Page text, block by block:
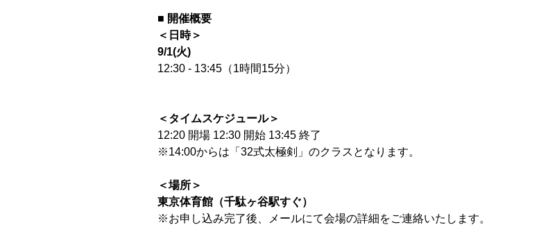
■ 開催概要
＜日時＞
9/1(火)
12:30 - 13:45（1時間15分）
＜タイムスケジュール＞
12:20 開場 12:30 開始 13:45 終了
※14:00からは「32式太極剣」のクラスとなります。
＜場所＞
東京体育館（千駄ヶ谷駅すぐ）
※お申し込み完了後、メールにて会場の詳細をご連絡いたします。